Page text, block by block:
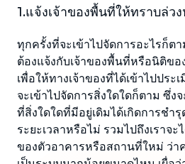
1.แจ้งเจ้าของพื้นที่ให้ทราบล่ว
ทุกครั้งที่จะเข้าไปจัดการอะไรก็ต
ต้องแจ้งกับเจ้าของพื้นที่หรือนิติข
เพื่อให้ทางเจ้าของที่ได้เข้าไปปร
จะเข้าไปจัดการสิ่งใดใดก็ตาม ซึ่ง
ที่สิ่งใดใดที่มีอยู่เดิมได้เกิดการชำ
ระยะเวลาหรือไม่ รวมไปถึงเราจ
ของตัวอาคารหรือสถานที่ใหม่ ว่